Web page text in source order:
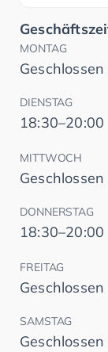
MONTAG
Geschlossen
DIENSTAG
18:30–20:00
MITTWOCH
Geschlossen
DONNERSTAG
18:30–20:00
FREITAG
Geschlossen
SAMSTAG
Geschlossen